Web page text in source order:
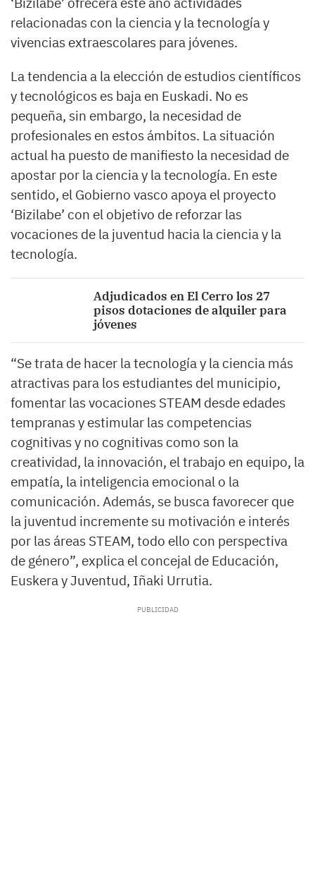
relacionadas con la ciencia y la tecnología y
vivencias extraescolares para jóvenes.
La tendencia a la elección de estudios científicos
y tecnológicos es baja en Euskadi. No es
pequeña, sin embargo, la necesidad de
profesionales en estos ámbitos. La situación
actual ha puesto de manifiesto la necesidad de
apostar por la ciencia y la tecnología. En este
sentido, el Gobierno vasco apoya el proyecto
‘Bizilabe’ con el objetivo de reforzar las
vocaciones de la juventud hacia la ciencia y la
tecnología.
Adjudicados en El Cerro los 27
pisos dotaciones de alquiler para
jóvenes
“Se trata de hacer la tecnología y la ciencia más
atractivas para los estudiantes del municipio,
fomentar las vocaciones STEAM desde edades
tempranas y estimular las competencias
cognitivas y no cognitivas como son la
creatividad, la innovación, el trabajo en equipo, la
empatía, la inteligencia emocional o la
comunicación. Además, se busca favorecer que
la juventud incremente su motivación e interés
por las áreas STEAM, todo ello con perspectiva
de género”, explica el concejal de Educación,
Euskera y Juventud, Iñaki Urrutia.